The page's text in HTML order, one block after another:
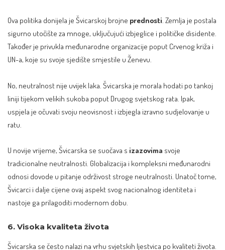
Ova politika donijela je Švicarskoj brojne prednosti. Zemlja je postala
sigurno utočište za mnoge, uključujući izbjeglice i političke disidente.
Također je privukla međunarodne organizacije poput Crvenog križa i
UN-a, koje su svoje sjedište smjestile u Ženevu.
No, neutralnost nije uvijek laka. Švicarska je morala hodati po tankoj
liniji tijekom velikih sukoba poput Drugog svjetskog rata. Ipak,
uspjela je očuvati svoju neovisnost i izbjegla izravno sudjelovanje u
ratu.
U novije vrijeme, Švicarska se suočava s izazovima svoje
tradicionalne neutralnosti. Globalizacija i kompleksni međunarodni
odnosi dovode u pitanje održivost stroge neutralnosti. Unatoč tome,
Švicarci i dalje cijene ovaj aspekt svog nacionalnog identiteta i
nastoje ga prilagoditi modernom dobu.
6. Visoka kvaliteta života
Švicarska se često nalazi na vrhu svjetskih ljestvica po kvaliteti života.